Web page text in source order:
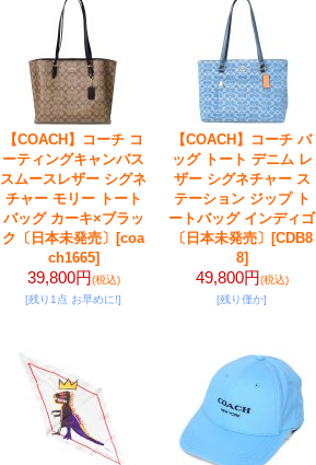
【COACH】コーチ コ
ーティングキャンバス
スムースレザー シグネ
チャー モリー トート
バッグ カーキ×ブラッ
ク〔日本未発売〕 [coa
ch1665]
39,800円(税込)
[残り1点 お早めに!]
【COACH】コーチ バ
ッグ トート デニム レ
ザー シグネチャー ス
テーション ジップ ト
ートバッグ インディゴ
〔日本未発売〕 [CDB8
8]
49,800円(税込)
[残り僅か]